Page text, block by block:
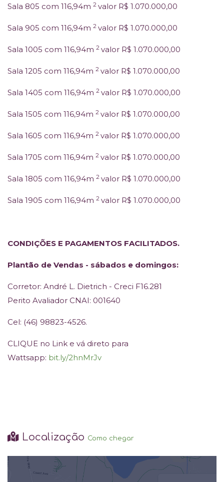
Sala 805 com 116,94m 2 valor R$ 1.070.000,00
Sala 905 com 116,94m 2 valor R$ 1.070.000,00
Sala 1005 com 116,94m 2 valor R$ 1.070.000,00
Sala 1205 com 116,94m 2 valor R$ 1.070.000,00
Sala 1405 com 116,94m 2 valor R$ 1.070.000,00
Sala 1505 com 116,94m 2 valor R$ 1.070.000,00
Sala 1605 com 116,94m 2 valor R$ 1.070.000,00
Sala 1705 com 116,94m 2 valor R$ 1.070.000,00
Sala 1805 com 116,94m 2 valor R$ 1.070.000,00
Sala 1905 com 116,94m 2 valor R$ 1.070.000,00
CONDIÇÕES E PAGAMENTOS FACILITADOS.
Plantão de Vendas - sábados e domingos:
Corretor: André L. Dietrich - Creci F16.281
Perito Avaliador CNAI: 001640
Cel: (46) 98823-4526.
CLIQUE no Link e vá direto para
Wattsapp: bit.ly/2hnMrJv
Localização Como chegar